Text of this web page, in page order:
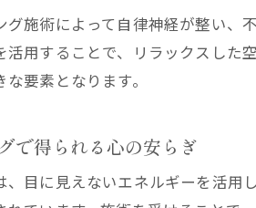
施術によって自律神経が整い、
活用することで、リラックスし
要素となります。
で得られる心の安らぎ
、目に見えないエネルギーを活